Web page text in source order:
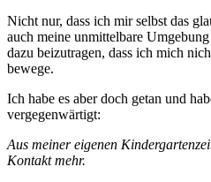
Nicht nur, dass ich mir selbst das
auch meine unmittelbare
dazu beizutragen, dass ich mich
bewege.
Ich habe es aber doch getan und
vergegenwärtigt:
Aus meiner eigenen
Kontakt mehr.